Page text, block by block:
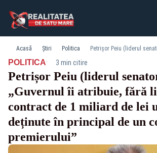
Acasă Știri Politica
POLITICA· 3 min citire
Petrișor Peiu (liderul
„Guvernul îi atribuie, fără
contract de 1 miliard de lei
deținute în principal de un
premierului”